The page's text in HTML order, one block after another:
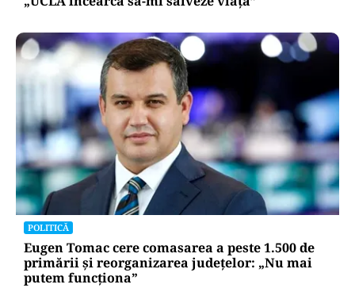
POLITICĂ
Eugen Tomac cere comasarea a peste 1.500 de
primării și reorganizarea județelor: „Nu mai
putem funcționa”